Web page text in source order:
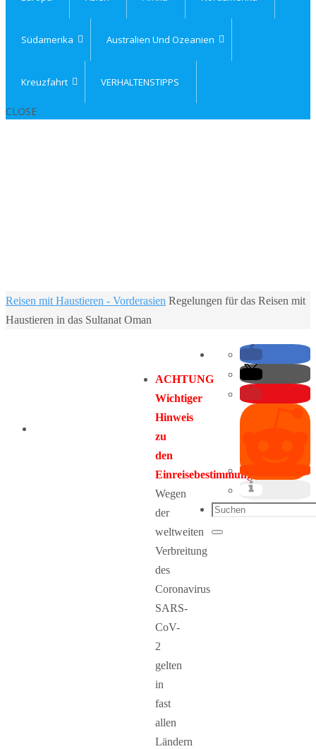
Südamerika Australien Und Ozeanien
Kreuzfahrt VERHALTENSTIPPS
CLOSE
Home
Reisen mit Haustieren - Vorderasien Regelungen für das Reisen mit
Haustieren in das Sultanat Oman
ACHTUNG
Wichtiger
Hinweis
zu
den
Einreisebestimmungen:
Wegen
der
weltweiten
Verbreitung
des
Coronavirus
SARS-
CoV-
2
gelten
in
fast
allen
Ländern
Suchen
nach:
Suchen